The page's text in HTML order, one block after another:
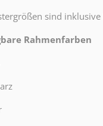
sind inklusive
Rahmenfarben